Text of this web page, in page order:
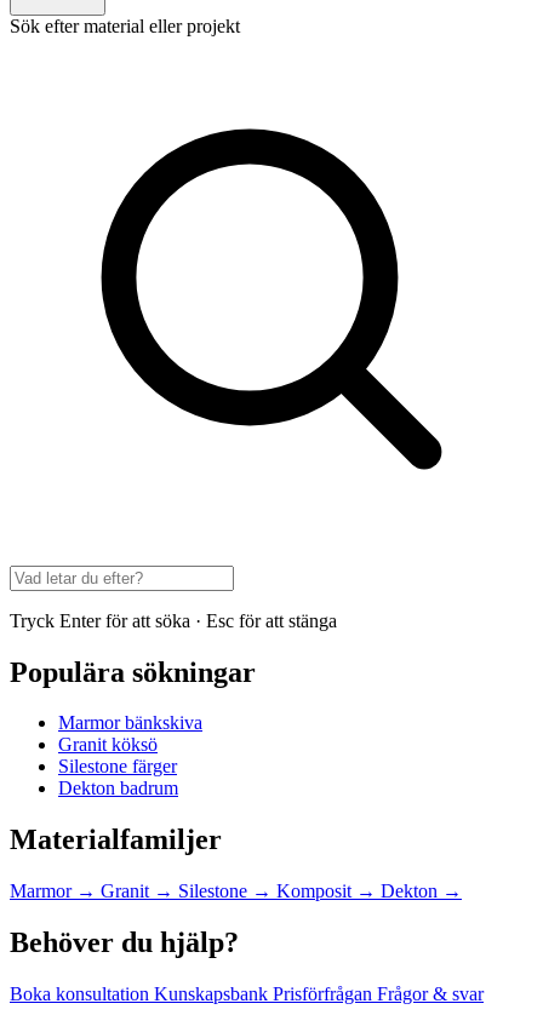
Sök efter material eller projekt
Tryck Enter för att söka · Esc för att stänga
Populära sökningar
Marmor bänkskiva
Granit köksö
Silestone färger
Dekton badrum
Materialfamiljer
Marmor → Granit → Silestone → Komposit → Dekton →
Behöver du hjälp?
Boka konsultation Kunskapsbank Prisförfrågan Frågor & svar